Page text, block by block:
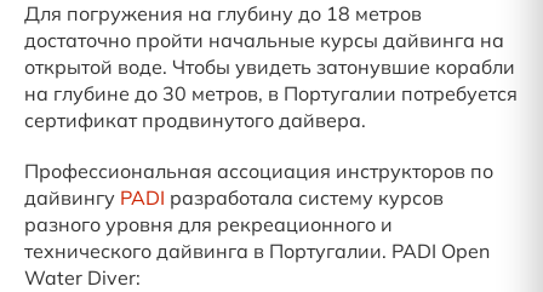
Для погружения на глубину до 18 метров
достаточно пройти начальные курсы дайвинга на
открытой воде. Чтобы увидеть затонувшие корабли
на глубине до 30 метров, в Португалии потребуется
сертификат продвинутого дайвера.
Профессиональная ассоциация инструкторов по
дайвингу PADI разработала систему курсов
разного уровня для рекреационного и
технического дайвинга в Португалии. PADI Open
Water Diver: